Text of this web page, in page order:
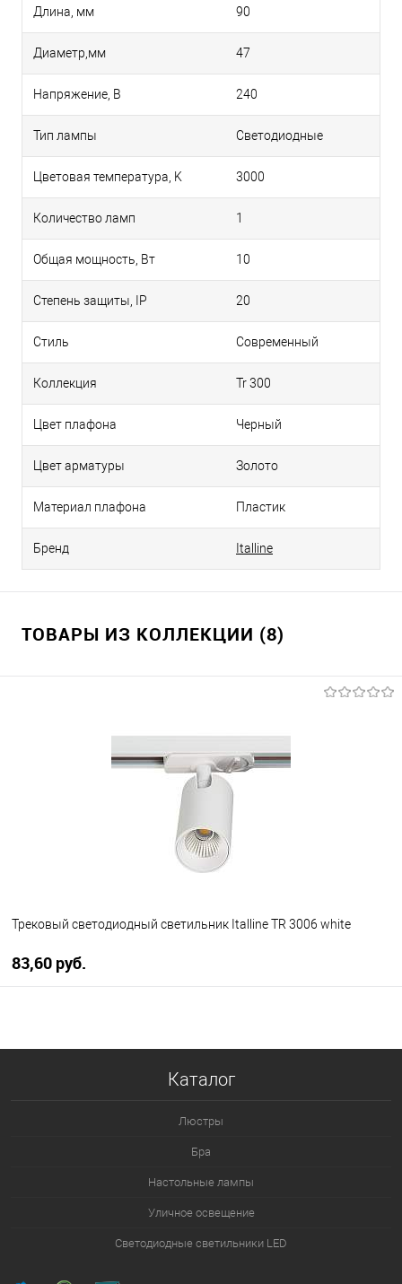
Длина, мм 90
Диаметр,мм 47
Напряжение, В 240
Тип лампы Светодиодные
Цветовая температура, K 3000
Количество ламп 1
Общая мощность, Вт 10
Степень защиты, IP 20
Стиль Современный
Коллекция Tr 300
Цвет плафона Черный
Цвет арматуры Золото
Материал плафона Пластик
Бренд Italline
ТОВАРЫ ИЗ КОЛЛЕКЦИИ (8)
Трековый светодиодный светильник Italline TR 3006 white
83,60 pуб.
менеджера
Каталог
Люстры
Бра
Настольные лампы
Уличное освещение
Светодиодные светильники LED